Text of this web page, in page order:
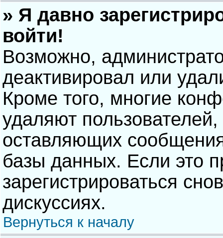
» Я давно
войти!
Возможно,
деактивировал или
Кроме того, многие
удаляют
оставляющих
базы данных. Если это
зарегистрироваться
дискуссиях.
Вернуться к началу